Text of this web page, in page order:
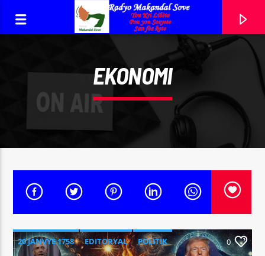
RADYO MAKANDAL SOVE
YON KRI LIBÈTE, POU YON SOSYETE, SAN FÒS KOTE!
EKONOMI
20 JANVYE 1758 EDITORYAL
POLITIK
0